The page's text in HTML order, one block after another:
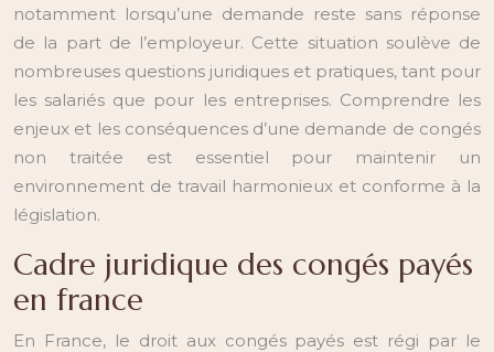
notamment lorsqu’une demande reste sans réponse
de la part de l’employeur. Cette situation soulève de
nombreuses questions juridiques et pratiques, tant pour
les salariés que pour les entreprises. Comprendre les
enjeux et les conséquences d’une demande de congés
non traitée est essentiel pour maintenir un
environnement de travail harmonieux et conforme à la
législation.
Cadre juridique des congés payés
en france
En France, le droit aux congés payés est régi par le